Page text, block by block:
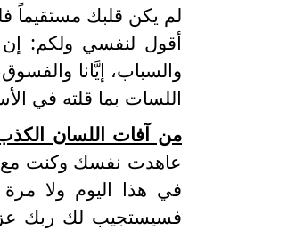
لم يكن قلبك مستقيماً
أقول لنفسي ولكم: إن
والسباب، إيَّانا
اللسات بما قلته في
من آفات اللسان
عاهدت نفسك وكنت مع
في هذا اليوم ولا
فسيستجيب لك ربك عز